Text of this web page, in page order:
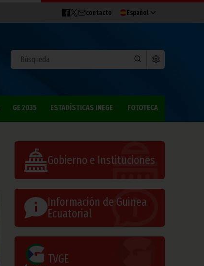
contacto Español
GE 2035 ESTADÍSTICAS INEGE FOTOTECA
Gobierno e Instituciones
Información de Guinea
Ecuatorial
TVGE